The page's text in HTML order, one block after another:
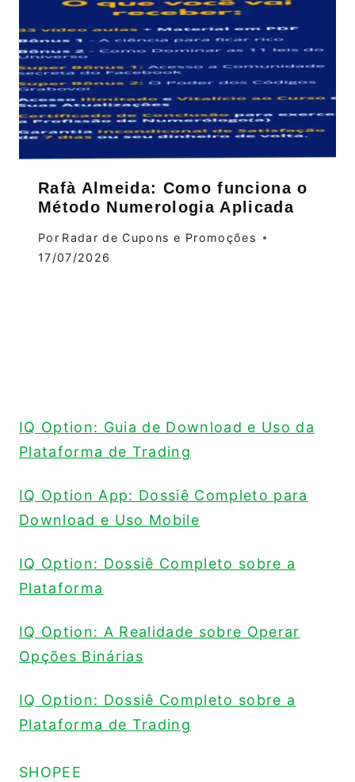
Rafà Almeida: Como funciona o
Método Numerologia Aplicada
Por Radar de Cupons e Promoções
17/07/2026
IQ Option: Guia de Download e Uso da
Plataforma de Trading
IQ Option App: Dossiê Completo para
Download e Uso Mobile
IQ Option: Dossiê Completo sobre a
Plataforma
IQ Option: A Realidade sobre Operar
Opções Binárias
IQ Option: Dossiê Completo sobre a
Plataforma de Trading
SHOPEE